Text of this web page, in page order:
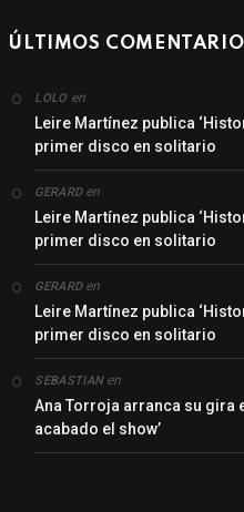
ÚLTIMOS
LOLO en
Leire Martínez publica
primer disco en solitario
GERARDen
Leire Martínez publica
primer disco en solitario
GERARDen
Leire Martínez publica
primer disco en solitario
SEBASTIANen
Ana Torroja arranca su gira
acabado el show’